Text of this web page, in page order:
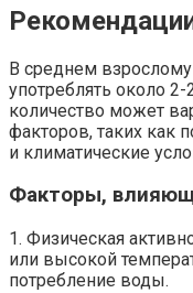
В среднем
употреблять около
количество может
факторов, таких как
и климатические
Факторы,
1. Физическая
или высокой
потребление воды.